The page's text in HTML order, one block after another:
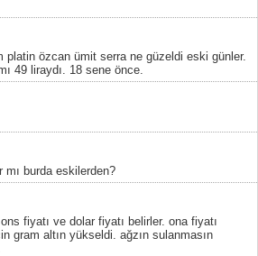
platin özcan ümit serra ne güzeldi eski günler.
49 liraydı. 18 sene önce.
burda eskilerden?
fiyatı ve dolar fiyatı belirler. ona fiyatı
gram altın yükseldi. ağzın sulanmasın